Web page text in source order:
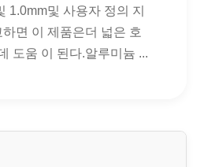
및 사용자 정의 지
면 이 제품은더 넓은 호
도움 이 된다.알루미늄 ...